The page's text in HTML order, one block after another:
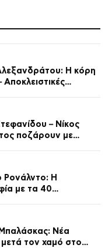
Η κόρη
Αποκλειστικές
– Νίκος
ποζάρουν με
Ρονάλντο: Η
με τα 40
Νέα
τον χαμό στο